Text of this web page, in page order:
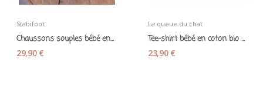
Stabifoot
Chaussons souples bébé en cuir noir et étoiles...
29,90 €
La queue du chat
Tee-shirt bébé en coton bio « Chat plongeur »...
23,90 €